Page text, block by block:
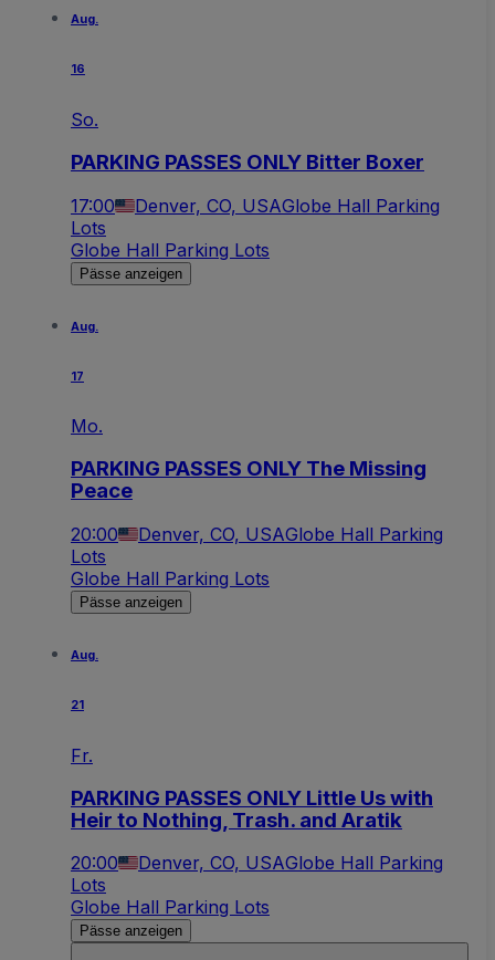
Aug.
16
So.
PARKING PASSES ONLY Bitter Boxer
17:00 Denver, CO, USAGlobe Hall Parking
Lots
Globe Hall Parking Lots
Pässe anzeigen
Aug.
17
Mo.
PARKING PASSES ONLY The Missing
Peace
20:00 Denver, CO, USAGlobe Hall Parking
Lots
Globe Hall Parking Lots
Pässe anzeigen
Aug.
21
Fr.
PARKING PASSES ONLY Little Us with
Heir to Nothing, Trash. and Aratik
20:00 Denver, CO, USAGlobe Hall Parking
Lots
Globe Hall Parking Lots
Pässe anzeigen